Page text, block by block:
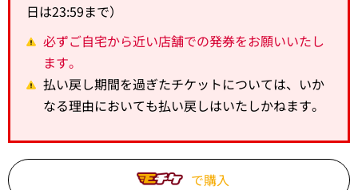
日は23:59まで）
必ずご自宅から近い店舗での発券をお願いいたし
ます。
払い戻し期間を過ぎたチケットについては、いか
なる理由においても払い戻しはいたしかねます。
で購入